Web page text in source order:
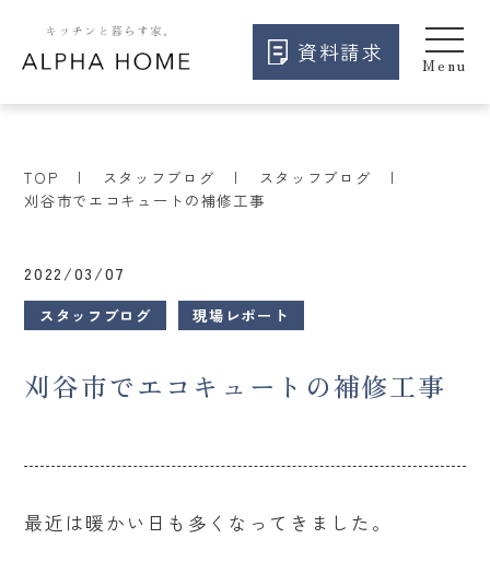
資料請求
TOP スタッフブログ
スタッフブログ
刈谷市でエコキュートの補修工事
2022/03/07
スタッフブログ 現場レポート
刈谷市でエコキュートの補修工事
最近は暖かい日も多くなってきました。